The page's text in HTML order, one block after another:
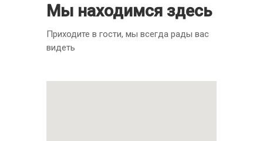
Мы находимся здесь
Приходите в гости, мы всегда рады вас
видеть